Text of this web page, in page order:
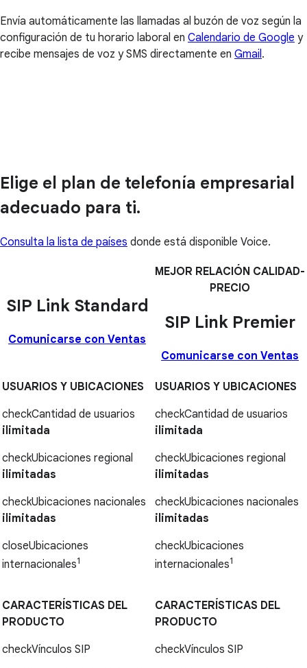
Envía automáticamente las llamadas al buzón de voz según la
configuración de tu horario laboral en Calendario de Google y
recibe mensajes de voz y SMS directamente en Gmail.
Elige el plan de telefonía empresarial
adecuado para ti.
Consulta la lista de países donde está disponible Voice.
SIP Link Standard
Comunicarse con Ventas
MEJOR RELACIÓN CALIDAD-
PRECIO
SIP Link Premier
Comunicarse con Ventas
USUARIOS Y UBICACIONES
checkCantidad de usuarios
ilimitada
checkUbicaciones regional
ilimitadas
checkUbicaciones nacionales
ilimitadas
closeUbicaciones
internacionales1
USUARIOS Y UBICACIONES
checkCantidad de usuarios
ilimitada
checkUbicaciones regional
ilimitadas
checkUbicaciones nacionales
ilimitadas
checkUbicaciones
internacionales1
CARACTERÍSTICAS DEL
PRODUCTO
checkVínculos SIP
CARACTERÍSTICAS DEL
PRODUCTO
checkVínculos SIP